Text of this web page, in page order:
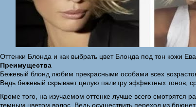
Оттенки Блонда и как выбрать цвет Блонда под тон кожи
Преимущества
Бежевый блонд любим прекрасными особами всех
Ведь бежевый скрывает целую палитру эффектных тонов,
Кроме того, на изучаемом оттенке лучше всего
темным цветом волос. Ведь осуществить переход из